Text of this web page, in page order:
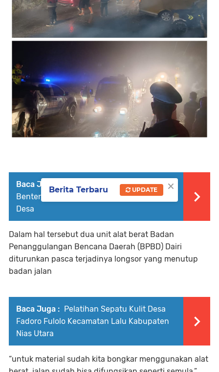
Baca Juga :
Bersilaturahmi, Warga Desa
Benteng Talawi Minta Zahir Bangun Jalan
Desa
Dalam hal tersebut dua unit alat berat Badan
Penanggulangan Bencana Daerah (BPBD) Dairi
diturunkan pasca terjadinya longsor yang menutup
badan jalan
Baca Juga : Pelatihan Sepatu Kulit Desa
Fadoro Fulolo Kecamatan Lalu Kabupaten
Nias Utara
“untuk material sudah kita bongkar menggunakan alat
×
Berita Terbaru UPDATE